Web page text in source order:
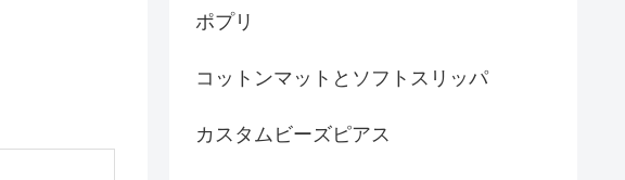
ポプリ
コットンマットとソフトスリッパ
カスタムビーズピアス